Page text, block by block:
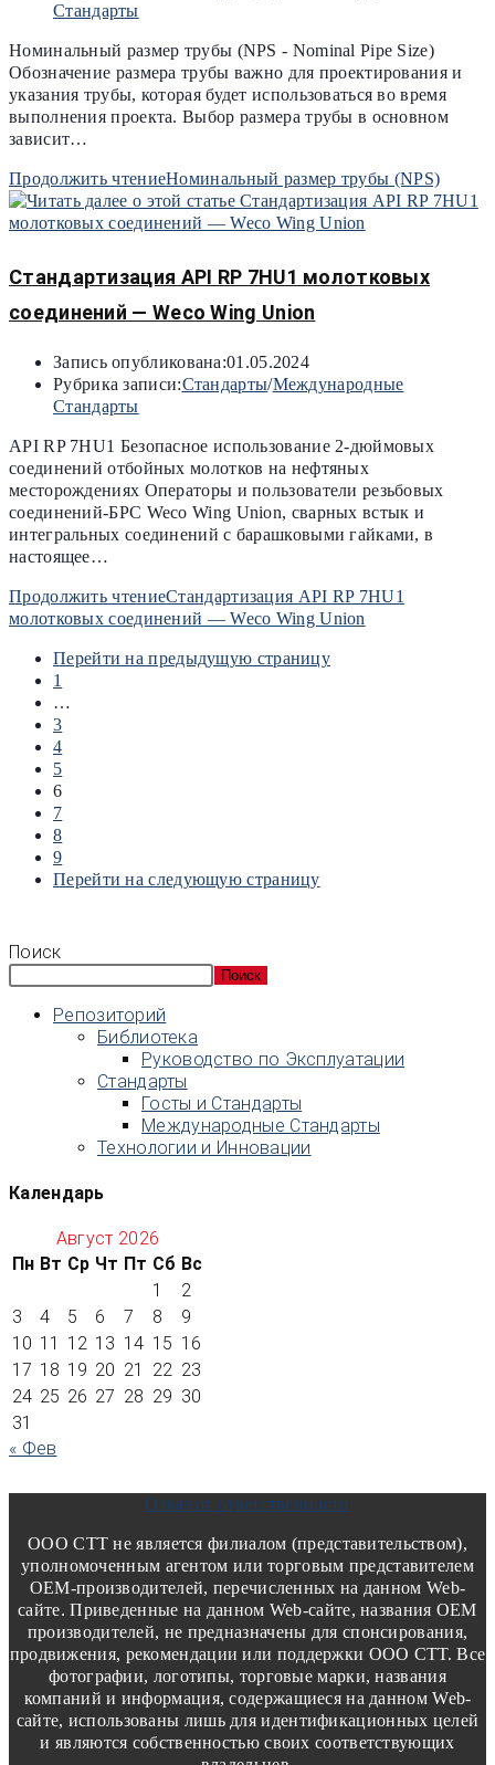
Стандарты
Номинальный размер трубы (NPS - Nominal Pipe Size)
Обозначение размера трубы важно для проектирования и
указания трубы, которая будет использоваться во время
выполнения проекта. Выбор размера трубы в основном
зависит…
Продолжить чтениеНоминальный размер трубы (NPS)
Стандартизация API RP 7HU1 молотковых
соединений — Weco Wing Union
Запись опубликована:01.05.2024
Рубрика записи:Стандарты/Международные
Стандарты
API RP 7HU1 Безопасное использование 2-дюймовых
соединений отбойных молотков на нефтяных
месторождениях Операторы и пользователи резьбовых
соединений-БРС Weco Wing Union, сварных встык и
интегральных соединений с барашковыми гайками, в
настоящее…
Продолжить чтениеСтандартизация API RP 7HU1
молотковых соединений — Weco Wing Union
Перейти на предыдущую страницу
1
…
3
4
5
6
7
8
9
Перейти на следующую страницу
Поиск
Поиск
Репозиторий
Библиотека
Руководство по Эксплуатации
Стандарты
Госты и Стандарты
Международные Стандарты
Технологии и Инновации
Календарь
Август 2026
Пн Вт Ср Чт Пт Сб Вс
1
2
3
4 5 6 7 8
9
10 11 12 13 14 15 16
17 18 19 20 21 22 23
24 25 26 27 28 29 30
31
« Фев
Отказ от ответственности
ООО СТТ не является филиалом (представительством),
уполномоченным агентом или торговым представителем
OEM-производителей, перечисленных на данном Web-
сайте. Приведенные на данном Web-сайте, названия OEM
производителей, не предназначены для спонсирования,
продвижения, рекомендации или поддержки ООО СТТ. Все
фотографии, логотипы, торговые марки, названия
компаний и информация, содержащиеся на данном Web-
сайте, использованы лишь для идентификационных целей
и являются собственностью своих соответствующих